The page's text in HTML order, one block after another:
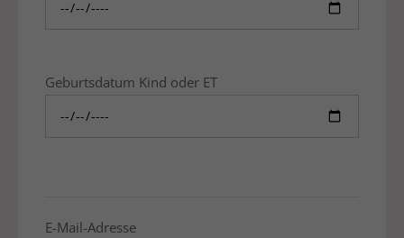
Geburtsdatum Kind oder ET
E-Mail-Adresse